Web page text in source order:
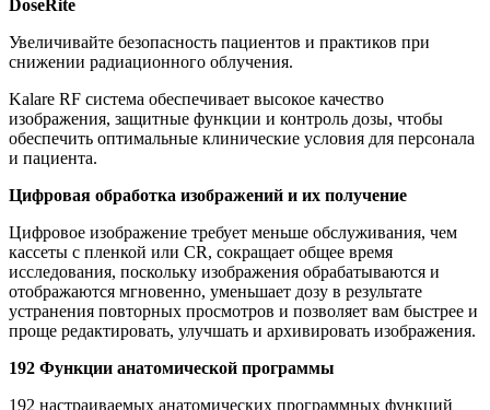
DoseRite
Увеличивайте безопасность пациентов и практиков при
снижении радиационного облучения.
Kalare RF система обеспечивает высокое качество
изображения, защитные функции и контроль дозы, чтобы
обеспечить оптимальные клинические условия для персонала
и пациента.
Цифровая обработка изображений и их получение
Цифровое изображение требует меньше обслуживания, чем
кассеты с пленкой или CR, сокращает общее время
исследования, поскольку изображения обрабатываются и
отображаются мгновенно, уменьшает дозу в результате
устранения повторных просмотров и позволяет вам быстрее и
проще редактировать, улучшать и архивировать изображения.
192 Функции анатомической программы
192 настраиваемых анатомических программных функций